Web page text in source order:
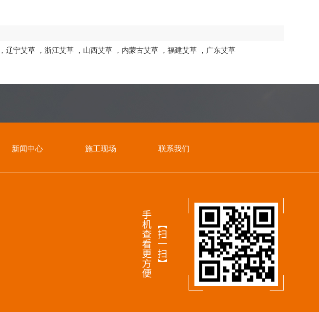
， 辽宁艾草 ， 浙江艾草 ， 山西艾草 ， 内蒙古艾草 ， 福建艾草 ， 广东艾草
新闻中心 施工现场 联系我们